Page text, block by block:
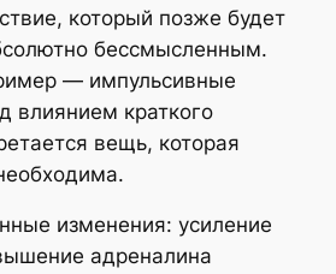
который позже будет
бессмысленным.
— импульсивные
влиянием краткого
вещь, которая
изменения: усиление
адреналина